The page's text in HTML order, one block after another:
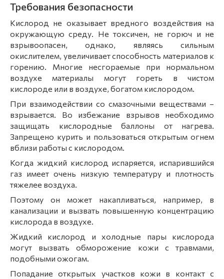
Требования безопасности
Кислород не оказывает вредного воздействия на
окружающую среду. Не токсичен, не горюч и не
взрывоопасен, однако, являясь сильным
окислителем, увеличивает способность материалов к
горению. Многие несгораемые при нормальном
воздухе материалы могут гореть в чистом
кислороде или в воздухе, богатом кислородом.
При взаимодействии со смазочными веществами –
взрывается. Во избежание взрывов необходимо
защищать кислородные баллоны от нагрева.
Запрещено курить и пользоваться открытым огнем
вблизи работы с кислородом.
Когда жидкий кислород испаряется, испарившийся
газ имеет очень низкую температуру и плотность
тяжелее воздуха.
Поэтому он может накапливаться, например, в
канализации и вызвать повышенную концентрацию
кислорода в воздухе.
Жидкий кислород и холодные пары кислорода
могут вызвать обморожение кожи с травмами,
подобными ожогам.
Попадание открытых участков кожи в контакт с